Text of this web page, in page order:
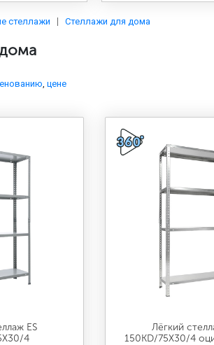
стеллажи Стеллажи для дома
,цене
ES
4
Лёгкий
150KD/75Х30/4